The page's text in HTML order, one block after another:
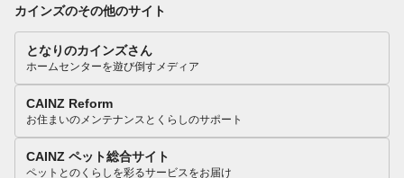
カインズのその他のサイト
となりのカインズさん
ホームセンターを遊び倒すメディア
CAINZ Reform
お住まいのメンテナンスとくらしのサポート
CAINZ ペット総合サイト
ペットとのくらしを彩るサービスをお届け